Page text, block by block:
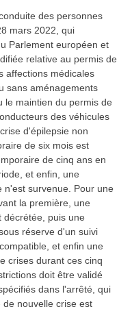
des personnes
mars 2022, qui
Parlement européen et
relative au permis de
affections médicales
sans aménagements
le maintien du permis de
des véhicules
d'épilepsie non
de six mois est
de cinq ans en
et enfin, une
n'est survenue. Pour une
la première, une
décrétée, puis une
réserve d'un suivi
et enfin une
crises durant ces cinq
doit être validé
dans l'arrêté, qui
nouvelle crise est